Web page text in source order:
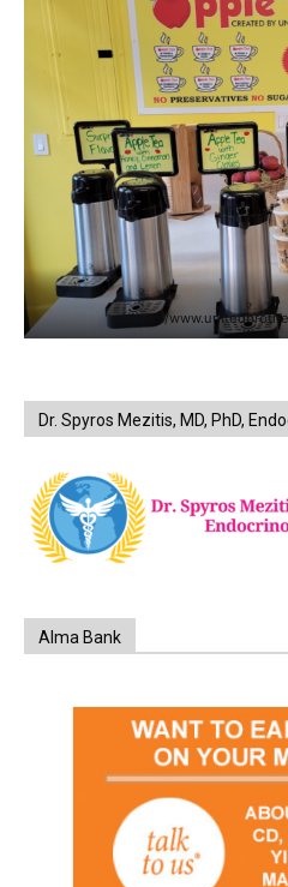
https://
Dr. Spyros Mezitis, MD, PhD,
Alma Bank